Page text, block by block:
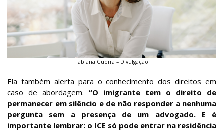
Fabiana Guerra – Divulgação
Ela também alerta para o conhecimento dos direitos em
caso de abordagem. “O imigrante tem o direito de
permanecer em silêncio e de não responder a nenhuma
pergunta sem a presença de um advogado. E é
importante lembrar: o ICE só pode entrar na residência